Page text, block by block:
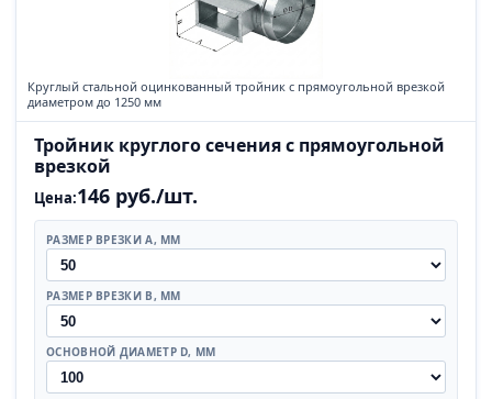
Круглый стальной оцинкованный тройник с прямоугольной врезкой
диаметром до 1250 мм
Тройник круглого сечения с прямоугольной
врезкой
Цена:146 руб./шт.
РАЗМЕР ВРЕЗКИ А, ММ
РАЗМЕР ВРЕЗКИ В, ММ
ОСНОВНОЙ ДИАМЕТР D, ММ